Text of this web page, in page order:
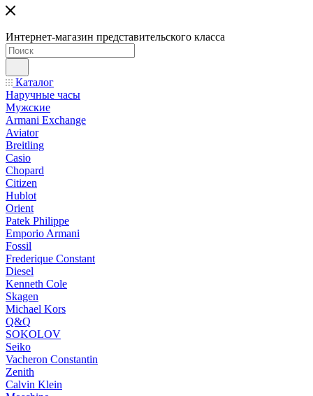
Интернет-магазин представительского класса
Каталог
Наручные часы
Мужские
Armani Exchange
Aviator
Breitling
Casio
Chopard
Citizen
Hublot
Orient
Patek Philippe
Emporio Armani
Fossil
Frederique Constant
Diesel
Kenneth Cole
Skagen
Michael Kors
Q&Q
SOKOLOV
Seiko
Vacheron Constantin
Zenith
Calvin Klein